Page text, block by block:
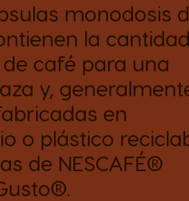
monodosis
la cantidad
café para una
y,
en
o plástico
de NESCAFÉ®